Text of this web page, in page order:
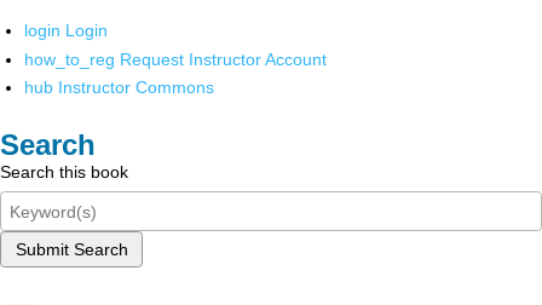
login Login
how_to_reg Request Instructor Account
hub Instructor Commons
Search
Search this book
Submit Search